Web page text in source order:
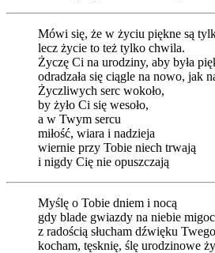
Mówi się, że w życiu piękne są
lecz życie to też tylko chwila.
Życzę Ci na urodziny, aby była
odradzała się ciągle na nowo, jak
Życzliwych serc wokoło,
by żyło Ci się wesoło,
a w Twym sercu
miłość, wiara i nadzieja
wiernie przy Tobie niech trwają
i nigdy Cię nie opuszczają
Myślę o Tobie dniem i nocą
gdy blade gwiazdy na niebie
z radością słucham dźwięku
kocham, tęsknię, ślę urodzinowe